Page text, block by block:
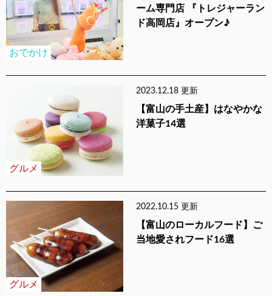
おでかけ
ーム専門店 『トレジャーラン
ド高岡店』オープン♪
グルメ
2023.12.18 更新
【富山の手土産】はなやかな
洋菓子14選
グルメ
2022.10.15 更新
【富山のローカルフード】ご
当地愛されフード16選